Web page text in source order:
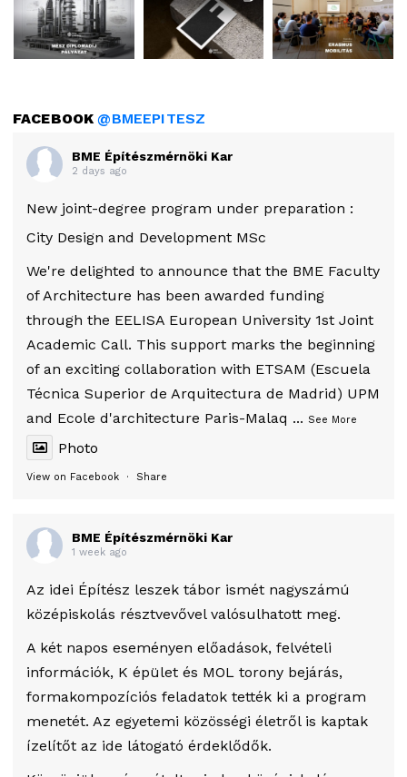
FACEBOOK@BMEEPITESZ
BME Építészmérnöki Kar
2 days ago
New joint-degree program under preparation :
City Design and Development MSc
We're delighted to announce that the BME Faculty
of Architecture has been awarded funding
through the EELISA European University 1st Joint
Academic Call. This support marks the beginning
of an exciting collaboration with ETSAM (Escuela
Técnica Superior de Arquitectura de Madrid) UPM
and Ecole d'architecture Paris-Malaq ... See More
Photo
View on Facebook · Share
BME Építészmérnöki Kar
1 week ago
Az idei Építész leszek tábor ismét nagyszámú
középiskolás résztvevővel valósulhatott meg.
A két napos eseményen előadások, felvételi
információk, K épület és MOL torony bejárás,
formakompozíciós feladatok tették ki a program
menetét. Az egyetemi közösségi életről is kaptak
ízelítőt az ide látogató érdeklődők.